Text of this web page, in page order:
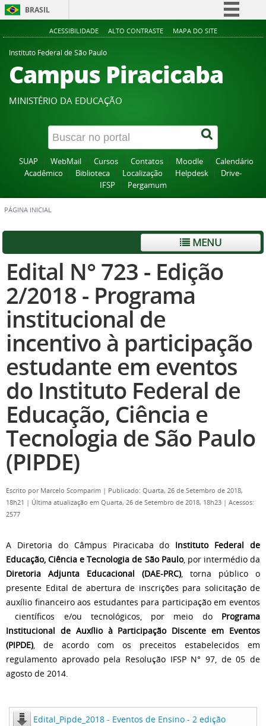
BRASIL
Simplifique!
Participe
Acesso à informação
Canais
ACESSIBILIDADE ALTO CONTRASTE MAPA DO SITE
Instituto Federal de São Paulo
Campus Piracicaba
MINISTÉRIO DA EDUCAÇÃO
SUAP WebMail Cursos Contatos Moodle
Calendário
Acadêmico
Biblioteca Localização Helpdesk
Drive-
IFSP
Pergamum
PÁGINA INICIAL
MENU
Edital N° 723 - Edição
2/2018 - Programa
institucional de
incentivo à participação
estudante em eventos
do Instituto Federal de
Educação, Ciência e
Tecnologia de São Paulo
(PIPDE)
Escrito por Marcelo Scomparim | Publicado: Quarta, 26 de Setembro de 2018,
18h21 | Última atualização em Quarta, 26 de Setembro de 2018, 18h23 | Acessos:
2577
A Diretoria do Câmpus Piracicaba do Instituto Federal de
Educação, Ciência e Tecnologia de São Paulo, por intermédio da
Diretoria Adjunta Educacional (DAE-PRC), torna público o
presente Edital de abertura de inscrições para solicitação de
auxílio financeiro aos estudantes para participação em eventos
científicos e/ou tecnológicos, por meio do Programa
Institucional de Auxílio à Participação Discente em Eventos
(PIPDE), de acordo com os preceitos estabelecidos em
regulamento aprovado pela Resolução IFSP N° 97, de 05 de
agosto de 2014.
Edital_Pipde_2018 - Eventos de Ensino - 2 edição